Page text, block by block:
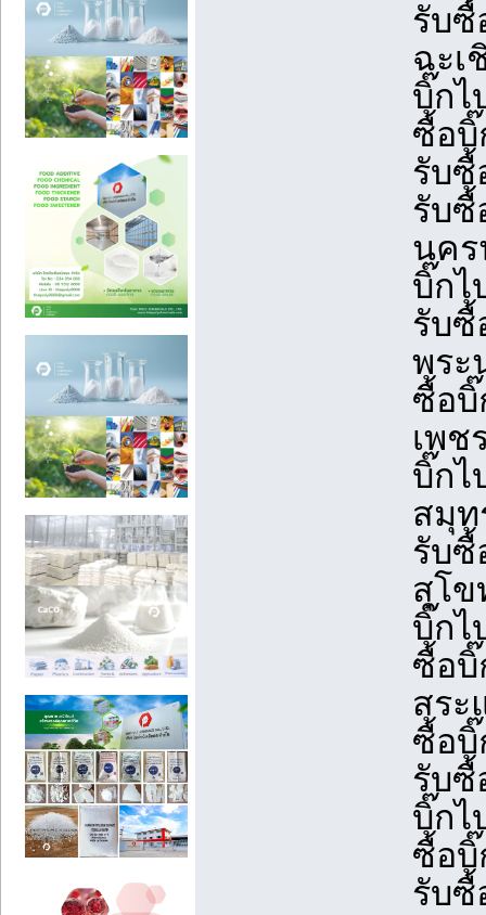
รับ
ฉะเ
บิ๊กไ
ซื้อบิ๊
รับซื้
รับ
นค
บิ๊ก
รับ
พระ
ซื้อ
เพ
บิ๊กไ
สมุ
รับ
สุโ
บิ๊กไ
ซื้อ
สร
ซื้อ
รับซื้
บิ๊กไ
ซื้อบิ๊
รับซื้